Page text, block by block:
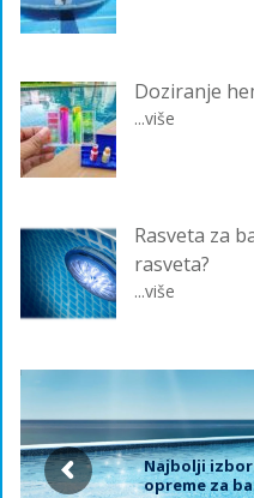
Doziranje
...više
Rasveta za
rasveta?
...više
Najbolji
opreme za